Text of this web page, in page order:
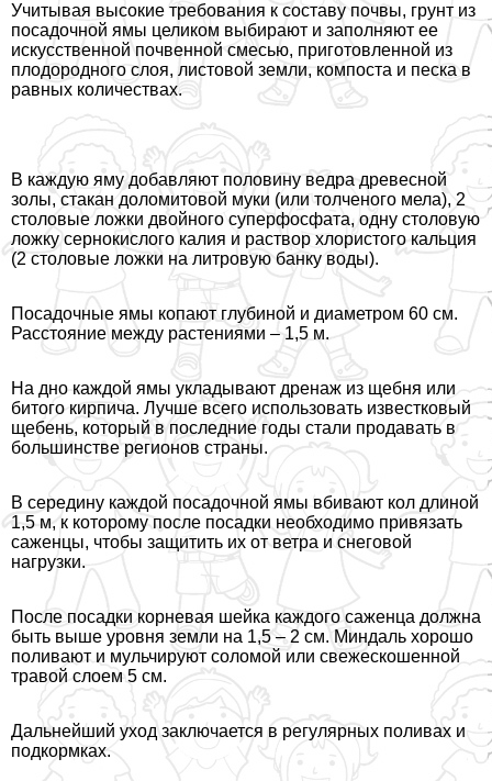
Учитывая высокие требования к составу почвы, грунт из
посадочной ямы целиком выбирают и заполняют ее
искусственной почвенной смесью, приготовленной из
плодородного слоя, листовой земли, компоста и песка в
равных количествах.
В каждую яму добавляют половину ведра древесной
золы, стакан доломитовой муки (или толченого мела), 2
столовые ложки двойного суперфосфата, одну столовую
ложку сернокислого калия и раствор хлористого кальция
(2 столовые ложки на литровую банку воды).
Посадочные ямы копают глубиной и диаметром 60 см.
Расстояние между растениями – 1,5 м.
На дно каждой ямы укладывают дренаж из щебня или
битого кирпича. Лучше всего использовать известковый
щебень, который в последние годы стали продавать в
большинстве регионов страны.
В середину каждой посадочной ямы вбивают кол длиной
1,5 м, к которому после посадки необходимо привязать
саженцы, чтобы защитить их от ветра и снеговой
нагрузки.
После посадки корневая шейка каждого саженца должна
быть выше уровня земли на 1,5 – 2 см. Миндаль хорошо
поливают и мульчируют соломой или свежескошенной
травой слоем 5 см.
Дальнейший уход заключается в регулярных поливах и
подкормках.